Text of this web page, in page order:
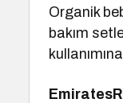
Organik
bakım